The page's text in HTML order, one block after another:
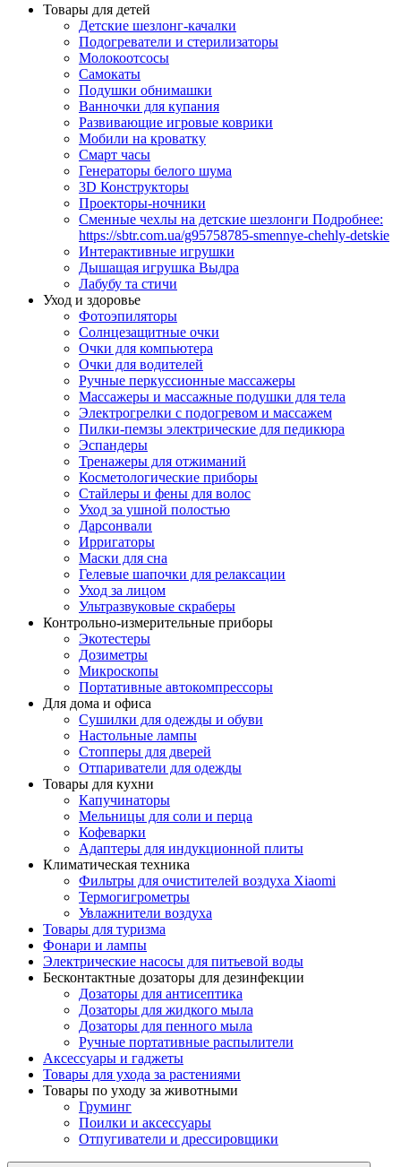
Товары для детей
Детские шезлонг-качалки
Подогреватели и стерилизаторы
Молокоотсосы
Самокаты
Подушки обнимашки
Ванночки для купания
Развивающие игровые коврики
Мобили на кроватку
Смарт часы
Генераторы белого шума
3D Конструкторы
Проекторы-ночники
Сменные чехлы на детские шезлонги Подробнее:
https://sbtr.com.ua/g95758785-smennye-chehly-detskie
Интерактивные игрушки
Дышащая игрушка Выдра
Лабубу та стичи
Уход и здоровье
Фотоэпиляторы
Солнцезащитные очки
Очки для компьютера
Очки для водителей
Ручные перкуссионные массажеры
Массажеры и массажные подушки для тела
Электрогрелки с подогревом и массажем
Пилки-пемзы электрические для педикюра
Эспандеры
Тренажеры для отжиманий
Косметологические приборы
Стайлеры и фены для волос
Уход за ушной полостью
Дарсонвали
Ирригаторы
Маски для сна
Гелевые шапочки для релаксации
Уход за лицом
Ультразвуковые скраберы
Контрольно-измерительные приборы
Экотестеры
Дозиметры
Микроскопы
Портативные автокомпрессоры
Для дома и офиса
Сушилки для одежды и обуви
Настольные лампы
Стопперы для дверей
Отпариватели для одежды
Товары для кухни
Капучинаторы
Мельницы для соли и перца
Кофеварки
Адаптеры для индукционной плиты
Климатическая техника
Фильтры для очистителей воздуха Xiaomi
Термогигрометры
Увлажнители воздуха
Товары для туризма
Фонари и лампы
Электрические насосы для питьевой воды
Бесконтактные дозаторы для дезинфекции
Дозаторы для антисептика
Дозаторы для жидкого мыла
Дозаторы для пенного мыла
Ручные портативные распылители
Аксессуары и гаджеты
Товары для ухода за растениями
Товары по уходу за животными
Груминг
Поилки и аксессуары
Отпугиватели и дрессировщики